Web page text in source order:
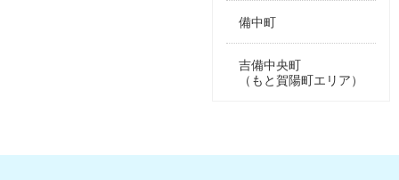
備中町
吉備中央町
（もと賀陽町エリア）